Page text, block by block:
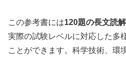
この参考書には120題の長文読
実際の試験レベルに対応した多
ことができます。科学技術、環